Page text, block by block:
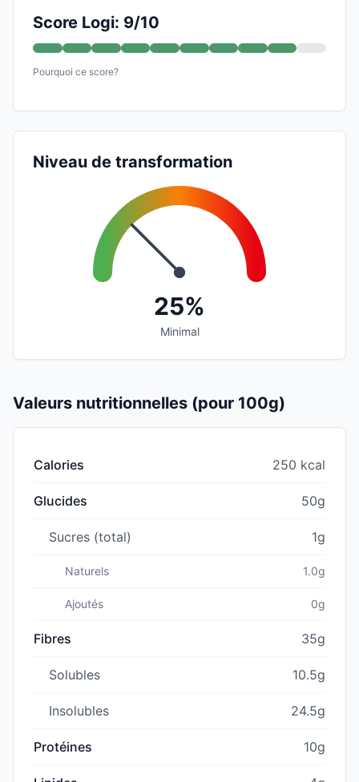
Score Logi: 9/10
Pourquoi ce score?
Niveau de transformation
25%
Minimal
Valeurs nutritionnelles (pour 100g)
Calories 250 kcal
Glucides 50g
Sucres (total) 1g
Naturels 1.0g
Ajoutés 0g
Fibres 35g
Solubles 10.5g
Insolubles 24.5g
Protéines 10g